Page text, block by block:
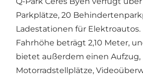
Parkplätze, 20
Ladestationen für Elektroautos.
Fahrhöhe beträgt 2,10 Meter,
bietet außerdem einen Aufzug,
Motorradstellplätze,